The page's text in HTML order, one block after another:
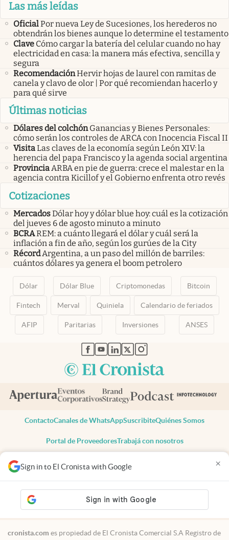
Sign in to El Cronista with Google ×
Las más leídas
OficialPor nueva Ley de Sucesiones, los herederos no
obtendrán los bienes aunque lo determine el testamento
Clave Cómo cargar la batería del celular cuando no hay
electricidad en casa: la manera más efectiva, sencilla y
segura
RecomendaciónHervir hojas de laurel con ramitas de
canela y clavo de olor | Por qué recomiendan hacerlo y
para qué sirve
Últimas noticias
Dólares del colchón Ganancias y Bienes Personales:
cómo serán los controles de ARCA con Inocencia Fiscal II
VisitaLas claves de la economía según León XIV: la
herencia del papa Francisco y la agenda social argentina
ProvinciaARBA en pie de guerra: crece el malestar en la
agencia contra Kicillof y el Gobierno enfrenta otro revés
Cotizaciones
MercadosDólar hoy y dólar blue hoy: cuál es la cotización
del jueves 6 de agosto minuto a minuto
BCRAREM: a cuánto llegará el dólar y cuál será la
inflación a fin de año, según los gurúes de la City
RécordArgentina, a un paso del millón de barriles:
cuántos dólares ya genera el boom petrolero
Dólar Dólar Blue Criptomonedas Bitcoin
Fintech Merval Quiniela Calendario de feriados
AFIP Paritarias Inversiones ANSES
abre en nueva pestaña
abre en nueva pestaña
abre en nueva pestaña
abre en nueva pestaña
abre en nueva pestaña
ContactoCanales de WhatsAppSuscribiteQuiénes Somos
Portal de ProveedoresTrabajá con nosotros
Todos los derechos reservados
Privacidad
Consentimiento
Tel:+54 11 7078-3270
cronista.com es propiedad de El Cronista Comercial S.A Registro de